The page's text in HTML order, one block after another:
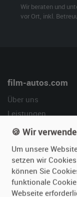
Wir beraten und
vor Ort, inkl.
film-autos.com
Über uns
Leistungen
Referenzen
Vermieten
Oldtimer anmelden
🍪 Wir
Um unsere
setzen wir
können Sie
funktionale
Webseite